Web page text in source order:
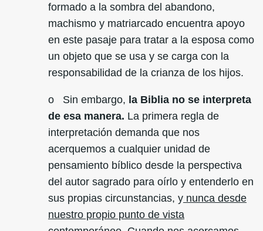
formado a la sombra del abandono,
machismo y matriarcado encuentra apoyo
en este pasaje para tratar a la esposa como
un objeto que se usa y se carga con la
responsabilidad de la crianza de los hijos.
o Sin embargo, la Biblia no se interpreta
de esa manera. La primera regla de
interpretación demanda que nos
acerquemos a cualquier unidad de
pensamiento bíblico desde la perspectiva
del autor sagrado para oírlo y entenderlo en
sus propias circunstancias, y nunca desde
nuestro propio punto de vista